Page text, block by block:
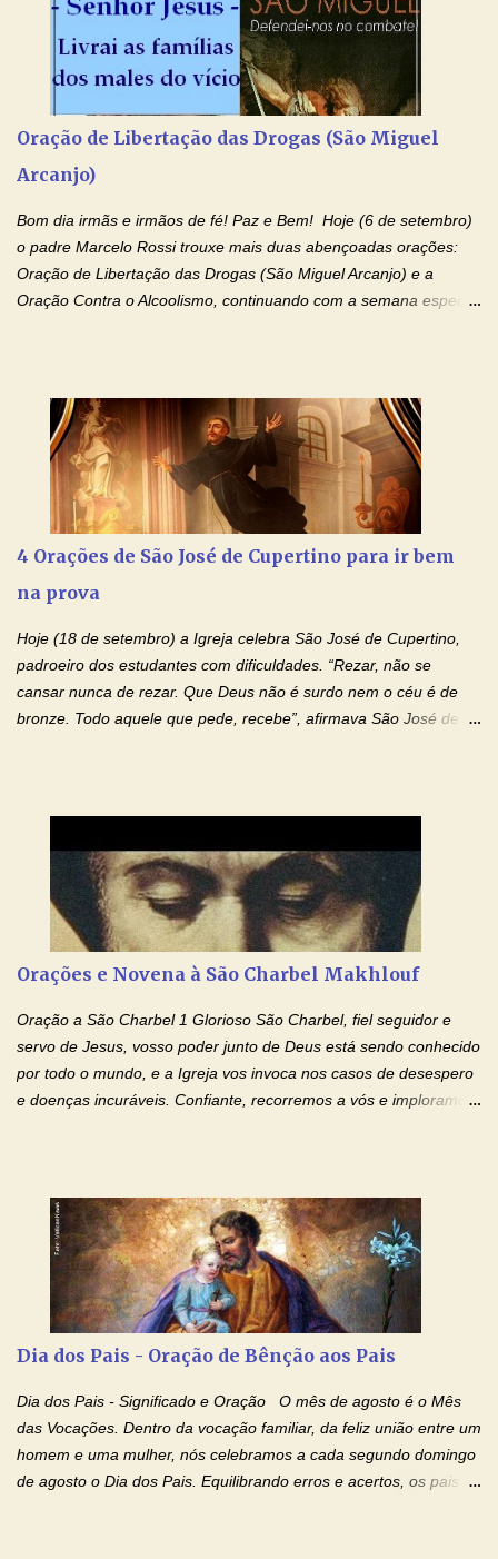
o mesmo Espírito e gozemos sempre da sua consolação. Por
Cristo, Senhor Nosso. Amém. Creio: Creio em Deus Pai Todo-
Poderoso, Criador do céu e da terra; e em Jesus Cristo, seu
único Filho, nosso Senhor; que foi concebido pelo poder do Espí­
foi crucificado, morto e sepultado. Desceu à mansão dos mortos;
ressuscitou ao terceiro dia; subiu aos céus, está sentado à direita
Oração de Libertação das Drogas (São Miguel
Arcanjo)
Bom dia irmãs e irmãos de fé! Paz e Bem! Hoje (6 de setembro)
o padre Marcelo Rossi trouxe mais duas abençoadas orações:
Oração de Libertação das Drogas (São Miguel Arcanjo) e a
Oração Contra o Alcoolismo, continuando com a semana especial
Ágape de nosso Pai Santo - Jesus - te curar, deixe nossa
Mãezinha do Céu - Maria - te proteger com Seu divino manto.
Não desista, Jesus irá curar todas suas feridas, Creia! Adriana-
Devoção e Fé Oração de Libertação das Drogas (São Miguel
Arcanjo) "Senhor, Pai Eterno, em Nome de Teu Filho Jesus,
se encontram encarcerados em um vício, escravos de alguma
droga. Senhor, Pai Poderoso e cheio de Misericórdia, na
drogas, c...
4 Orações de São José de Cupertino para ir bem
na prova
Hoje (18 de setembro) a Igreja celebra São José de Cupertino,
padroeiro dos estudantes com dificuldades. “Rezar, não se
cansar nunca de rezar. Que Deus não é surdo nem o céu é de
bronze. Todo aquele que pede, recebe”, afirmava São José de
mim o teu fervor, a tua sabedoria e a tua fé. Mostra tua bondade,
ajudando-me e eu me esforçarei para imitar tuas virtudes.
Glória… Amável protetor meu, o estudo geralmente é difícil, duro
e entediante para mim. Tu podes deixar tudo isso mais fácil e
esforço maior em meus estudos e uma vida mais digna de tua
santidade. Glória… Deus, que quiseste atrair tudo a teu unigênito
Filho, que foi crucificado, permite que, pelos méritos e exemplos
de te...
Orações e Novena à São Charbel Makhlouf
Oração a São Charbel 1 Glorioso São Charbel, fiel seguidor e
servo de Jesus, vosso poder junto de Deus está sendo conhecido
por todo o mundo, e a Igreja vos invoca nos casos de desespero
e doenças incuráveis. Confiante, recorremos a vós e imploramos
Queremos sempre lembrar-nos deste favor, da vossa intercessão
e invocar-vos como nosso patrono, para maior glória de Deus e o
bem de nossas almas. São Charbel! Rogai por Nós e por todos
aqueles que invocam o vosso nome e auxílio. Amén. Oração 2 Ó
Deus, admirável em Vossos Santos, Vós que inspirastes a São
e a força para fazer triunfar, na sua vida, o heroísmo das virtudes
monásticas: a obediência, a castidade e a voluntária pobreza, e
manifestastes o poder de sua intercessão por numerosos
milagres e gra...
Dia dos Pais - Oração de Bênção aos Pais
Dia dos Pais - Significado e Oração O mês de agosto é o Mês
das Vocações. Dentro da vocação familiar, da feliz união entre um
homem e uma mulher, nós celebramos a cada segundo domingo
de agosto o Dia dos Pais. Equilibrando erros e acertos, os pais